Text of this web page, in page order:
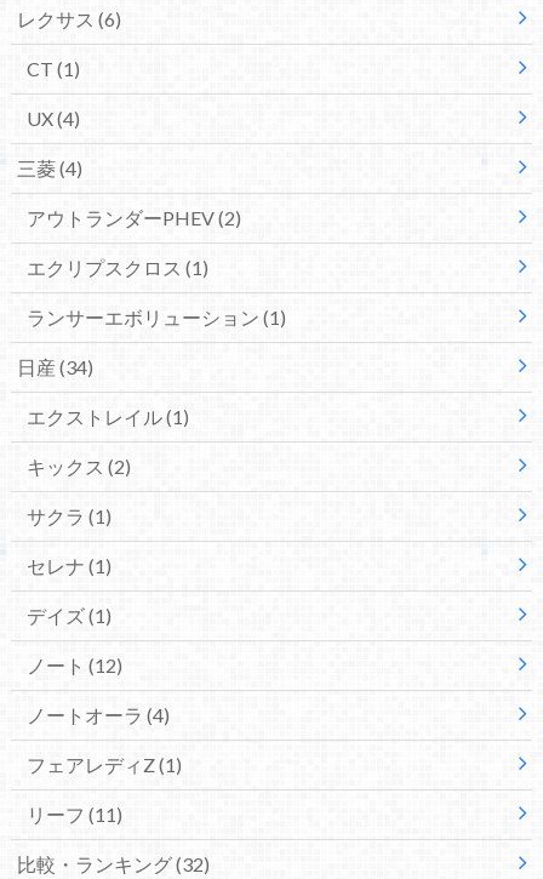
レクサス (6)
CT (1)
UX(4)
三菱(4)
アウトランダーPHEV(2)
エクリプスクロス (1)
ランサーエボリューション (1)
日産 (34)
エクストレイル(1)
キックス (2)
サクラ (1)
セレナ (1)
デイズ(1)
ノート (12)
ノートオーラ (4)
フェアレディZ(1)
リーフ (11)
比較・ランキング(32)